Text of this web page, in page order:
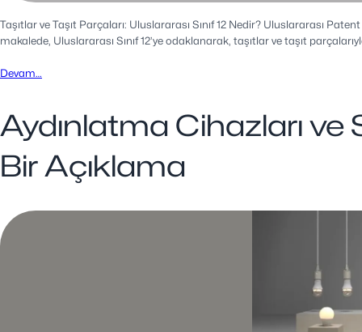
Taşıtlar ve Taşıt Parçaları: Uluslararası Sınıf 12 Nedir? Uluslararası
makalede, Uluslararası Sınıf 12’ye odaklanarak, taşıtlar ve taşıt
Devam…
Aydınlatma Cihazları ve
Bir Açıklama